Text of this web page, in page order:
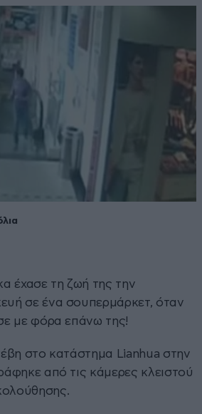
έχασε τη ζωή της την
σε ένα σουπερμάρκετ, όταν
με φόρα επάνω της!
στο κατάστημα Lianhua στην
από τις κάμερες κλειστού